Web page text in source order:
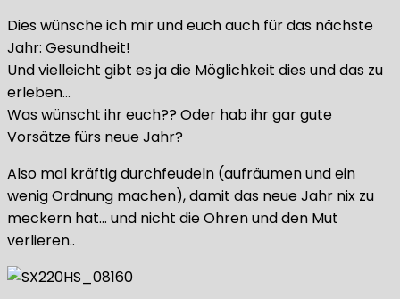
Dies wünsche ich mir und euch auch für das nächste
Jahr: Gesundheit!
Und vielleicht gibt es ja die Möglichkeit dies und das zu
erleben…
Was wünscht ihr euch?? Oder hab ihr gar gute
Vorsätze fürs neue Jahr?
Also mal kräftig durchfeudeln (aufräumen und ein
wenig Ordnung machen), damit das neue Jahr nix zu
meckern hat… und nicht die Ohren und den Mut
verlieren..